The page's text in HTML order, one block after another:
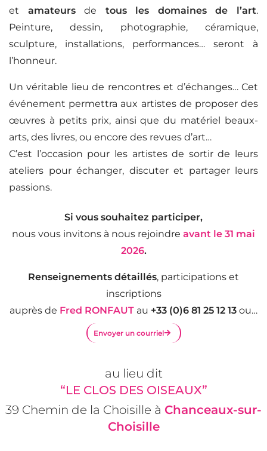
et amateursde tous les domaines de l’art.
Peinture, dessin, photographie, céramique,
sculpture, installations, performances… seront à
l’honneur.
Un véritable lieu de rencontres et d’échanges… Cet
événement permettra aux artistes de proposer des
œuvres à petits prix, ainsi que du matériel beaux-
arts, des livres, ou encore des revues d’art…
C’est l’occasion pour les artistes de sortir de leurs
ateliers pour échanger, discuter et partager leurs
passions.
Si vous souhaitez participer,
nous vous invitons à nous rejoindre avant le 31 mai
2026.
Renseignements détaillés, participations et
inscriptions
auprès de Fred RONFAUT au +33 (0)6 81 25 12 13 ou…
Envoyer un courriel
au lieu dit
“LE CLOS DES OISEAUX”
39 Chemin de la Choisille à Chanceaux-sur-
Choisille